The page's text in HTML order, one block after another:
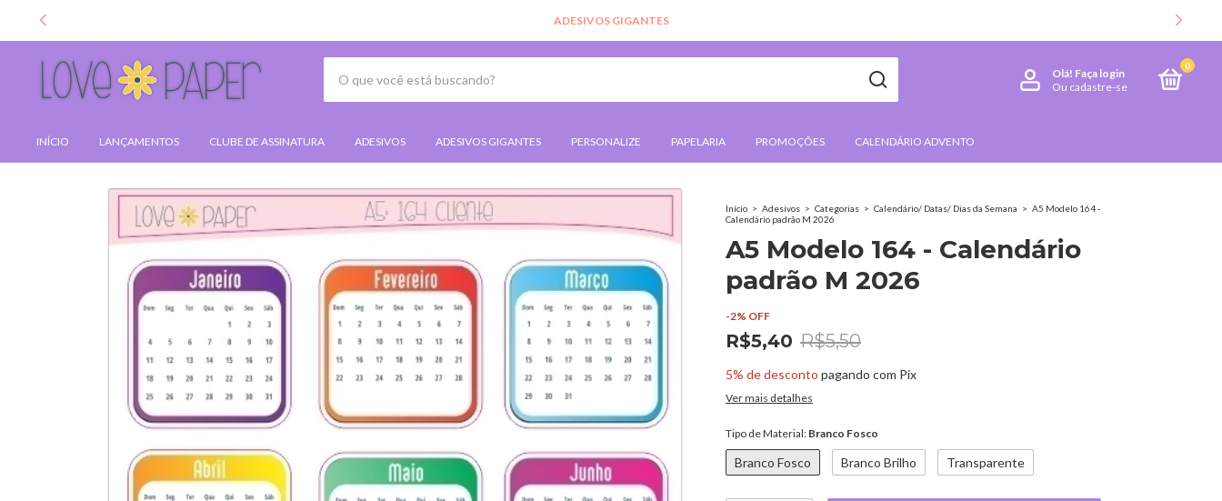
ADESIVOS GIGANTES
Olá! Faça login
Ou cadastre-se
0
INÍCIO LANÇAMENTOS CLUBE DE ASSINATURA ADESIVOS ADESIVOS GIGANTES PERSONALIZE PAPELARIA PROMOÇÕES CALENDÁRIO ADVENTO
Início > Adesivos > Categorias > Calendário/ Datas/ Dias da Semana > A5 Modelo 164 -
Calendário padrão M 2026
A5 Modelo 164 - Calendário
padrão M 2026
-2% OFF
R$5,40 R$5,50
5% de desconto pagando com Pix
Ver mais detalhes
Tipo de Material: Branco Fosco
Branco Fosco Branco Brilho Transparente